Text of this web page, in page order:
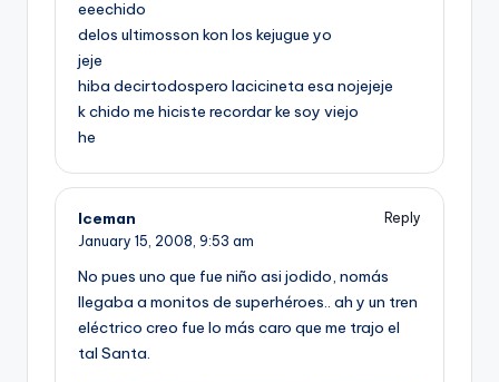
eeechido
delos ultimosson kon los kejugue yo
jeje
hiba decirtodospero lacicineta esa nojejeje
k chido me hiciste recordar ke soy viejo
he
Iceman
Reply
January 15, 2008, 9:53 am
No pues uno que fue niño asi jodido, nomás
llegaba a monitos de superhéroes.. ah y un tren
eléctrico creo fue lo más caro que me trajo el
tal Santa.